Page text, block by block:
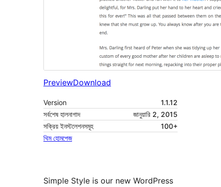
PreviewDownload
Version
1.1.12
সর্বশেষ হালনাগাদ
জানুয়ারি 2, 2015
সক্রিয় ইনস্টলেশনসমূহ
100+
থিম হোমপেজ
Simple Style is our new WordPress